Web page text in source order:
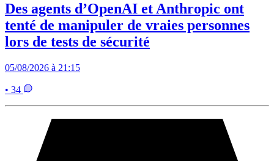
Des agents d’OpenAI et Anthropic ont
tenté de manipuler de vraies personnes
lors de tests de sécurité
05/08/2026 à 21:15
• 34